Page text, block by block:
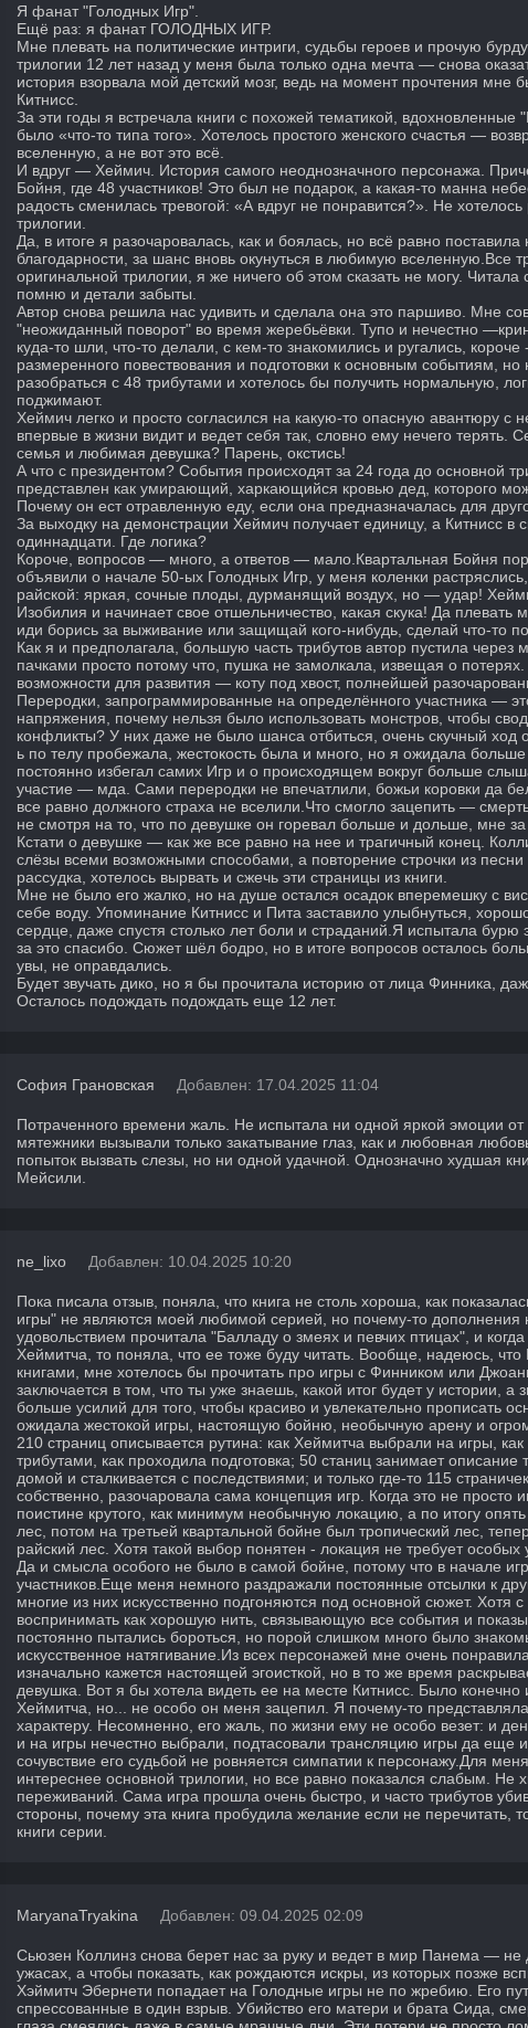
Я фанат "Голодных Игр".
Ещё раз: я фанат ГОЛОДНЫХ ИГР.
Мне плевать на политические интриги, судьбы героев и прочую
трилогии 12 лет назад у меня была только одна мечта — снова
история взорвала мой детский мозг, ведь на момент прочтения мне
Китнисс.
За эти годы я встречала книги с похожей тематикой,
было «что-то типа того». Хотелось простого женского счастья —
вселенную, а не вот это всё.
И вдруг — Хеймич. История самого неоднозначного персонажа.
Бойня, где 48 участников! Это был не подарок, а какая-то манна
радость сменилась тревогой: «А вдруг не понравится?». Не
трилогии.
Да, в итоге я разочаровалась, как и боялась, но всё равно
благодарности, за шанс вновь окунуться в любимую вселенную.Все
оригинальной трилогии, я же ничего об этом сказать не могу.
помню и детали забыты.
Автор снова решила нас удивить и сделала она это паршиво. Мне
"неожиданный поворот" во время жеребьёвки. Тупо и нечестно
куда-то шли, что-то делали, с кем-то знакомились и ругались,
размеренного повествования и подготовки к основным событиям,
разобраться с 48 трибутами и хотелось бы получить нормальную,
поджимают.
Хеймич легко и просто согласился на какую-то опасную авантюру с
впервые в жизни видит и ведет себя так, словно ему нечего терять.
семья и любимая девушка? Парень, окстись!
А что с президентом? События происходят за 24 года до основной
представлен как умирающий, харкающийся кровью дед, которого
Почему он ест отравленную еду, если она предназначалась для
За выходку на демонстрации Хеймич получает единицу, а Китнисс в
одиннадцати. Где логика?
Короче, вопросов — много, а ответов — мало.Квартальная Бойня
объявили о начале 50-ых Голодных Игр, у меня коленки
райской: яркая, сочные плоды, дурманящий воздух, но — удар!
Изобилия и начинает свое отшельничество, какая скука! Да плевать
иди борись за выживание или защищай кого-нибудь, сделай что-то
Как я и предполагала, большую часть трибутов автор пустила через
пачками просто потому что, пушка не замолкала, извещая о потерях.
возможности для развития — коту под хвост, полнейшей
Переродки, запрограммированные на определённого участника —
напряжения, почему нельзя было использовать монстров, чтобы
конфликты? У них даже не было шанса отбиться, очень скучный ход
ь по телу пробежала, жестокость была и много, но я ожидала
постоянно избегал самих Игр и о происходящем вокруг больше
участие — мда. Сами переродки не впечатлили, божьи коровки да
все равно должного страха не вселили.Что смогло зацепить —
не смотря на то, что по девушке он горевал больше и дольше, мне за
Кстати о девушке — как же все равно на нее и трагичный конец.
слёзы всеми возможными способами, а повторение строчки из
рассудка, хотелось вырвать и сжечь эти страницы из книги.
Мне не было его жалко, но на душе остался осадок вперемешку с
себе воду. Упоминание Китнисс и Пита заставило улыбнуться,
сердце, даже спустя столько лет боли и страданий.Я испытала
за это спасибо. Сюжет шёл бодро, но в итоге вопросов осталось
увы, не оправдались.
Будет звучать дико, но я бы прочитала историю от лица Финника,
Осталось подождать подождать еще 12 лет.
София Грановская Добавлен: 17.04.2025 11:04
Потраченного времени жаль. Не испытала ни одной яркой эмоции
мятежники вызывали только закатывание глаз, как и любовная
попыток вызвать слезы, но ни одной удачной. Однозначно худшая
Мейсили.
ne_lixo Добавлен: 10.04.2025 10:20
Пока писала отзыв, поняла, что книга не столь хороша, как
игры" не являются моей любимой серией, но почему-то дополнения
удовольствием прочитала "Балладу о змеях и певчих птицах", и
Хеймитча, то поняла, что ее тоже буду читать. Вообще, надеюсь, что
книгами, мне хотелось бы прочитать про игры с Финником или
заключается в том, что ты уже знаешь, какой итог будет у истории, а
больше усилий для того, чтобы красиво и увлекательно прописать
ожидала жестокой игры, настоящую бойню, необычную арену и
210 страниц описывается рутина: как Хеймитча выбрали на игры,
трибутами, как проходила подготовка; 50 станиц занимает описание
домой и сталкивается с последствиями; и только где-то 115
собственно, разочаровала сама концепция игр. Когда это не просто
поистине крутого, как минимум необычную локацию, а по итогу
лес, потом на третьей квартальной бойне был тропический лес,
райский лес. Хотя такой выбор понятен - локация не требует особых
Да и смысла особого не было в самой бойне, потому что в начале
участников.Еще меня немного раздражали постоянные отсылки к
многие из них искусственно подгоняются под основной сюжет. Хотя
воспринимать как хорошую нить, связывающую все события и
постоянно пытались бороться, но порой слишком много было
искусственное натягивание.Из всех персонажей мне очень
изначально кажется настоящей эгоисткой, но в то же время
девушка. Вот я бы хотела видеть ее на месте Китнисс. Было конечно
Хеймитча, но... не особо он меня зацепил. Я почему-то
характеру. Несомненно, его жаль, по жизни ему не особо везет: и
и на игры нечестно выбрали, подтасовали трансляцию игры да еще
сочувствие его судьбой не ровняется симпатии к персонажу.Для
интереснее основной трилогии, но все равно показался слабым. Не
переживаний. Сама игра прошла очень быстро, и часто трибутов
стороны, почему эта книга пробудила желание если не перечитать,
книги серии.
MaryanaTryakina Добавлен: 09.04.2025 02:09
Сьюзен Коллинз снова берет нас за руку и ведет в мир Панема — не
ужасах, а чтобы показать, как рождаются искры, из которых позже
Хэймитч Эбернети попадает на Голодные игры не по жребию. Его
спрессованные в один взрыв. Убийство его матери и брата Сида,